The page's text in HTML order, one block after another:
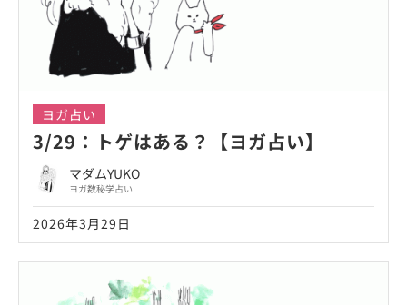
ヨガ占い
3/29：トゲはある？【ヨガ占い】
マダムYUKO
ヨガ数秘学占い
2026年3月29日